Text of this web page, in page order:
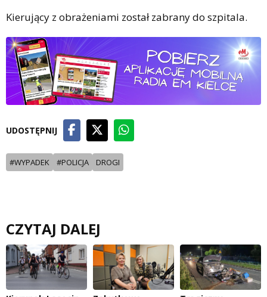
Kierujący z obrażeniami został zabrany do szpitala.
UDOSTĘPNIJ
#WYPADEK #POLICJA DROGI
CZYTAJ DALEJ